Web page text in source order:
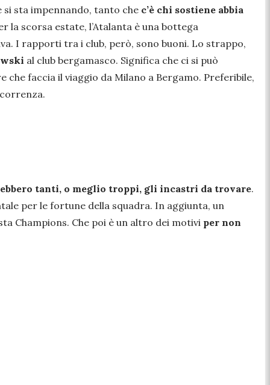
sta impennando, tanto che c’è chi sostiene abbia
scorsa estate, l’Atalanta è una bottega
I rapporti tra i club, però, sono buoni. Lo strappo,
al club bergamasco. Significa che ci si può
faccia il viaggio da Milano a Bergamo. Preferibile,
tanti, o meglio troppi, gli incastri da trovare.
per le fortune della squadra. In aggiunta, un
Champions. Che poi è un altro dei motivi per non